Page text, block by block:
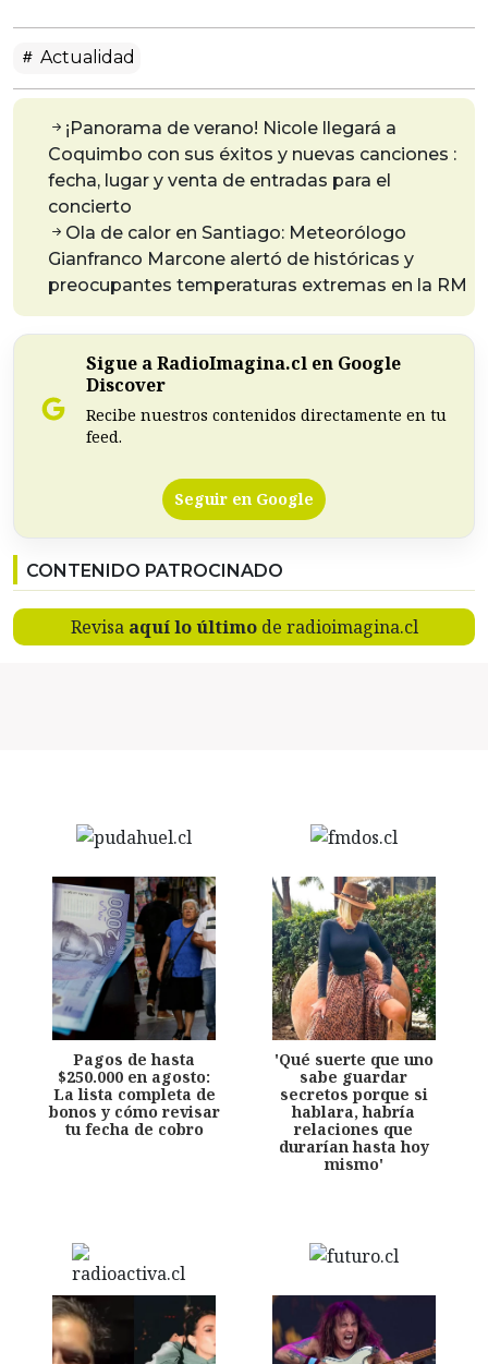
Actualidad
¡Panorama de verano! Nicole llegará a
Coquimbo con sus éxitos y nuevas canciones :
fecha, lugar y venta de entradas para el
concierto
Ola de calor en Santiago: Meteorólogo
Gianfranco Marcone alertó de históricas y
preocupantes temperaturas extremas en la RM
Sigue a RadioImagina.cl en Google
Discover
Recibe nuestros contenidos directamente en tu
feed.
Seguir en Google
CONTENIDO PATROCINADO
Revisa aquí lo últimode radioimagina.cl
Pagos de hasta
$250.000 en agosto:
La lista completa de
bonos y cómo revisar
tu fecha de cobro
'Qué suerte que uno
sabe guardar
secretos porque si
hablara, habría
relaciones que
durarían hasta hoy
mismo'